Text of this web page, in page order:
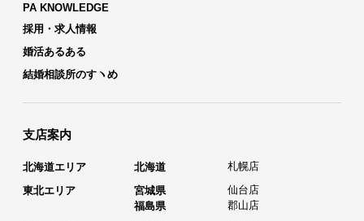
PA KNOWLEDGE
採用・求人情報
婚活あるある
結婚相談所のすヽめ
支店案内
北海道エリア 北海道
札幌店
東北エリア
宮城県
仙台店
福島県
郡山店